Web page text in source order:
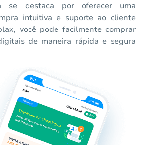
se destaca por oferecer uma
intuitiva e suporte ao cliente
você pode facilmente comprar
de maneira rápida e segura